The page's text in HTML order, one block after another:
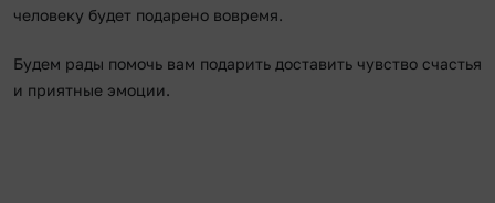
человеку будет подарено вовремя.
Будем рады помочь вам подарить доставить чувство счастья
и приятные эмоции.